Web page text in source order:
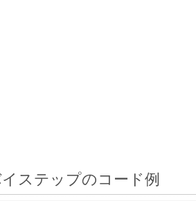
ステップのコード例